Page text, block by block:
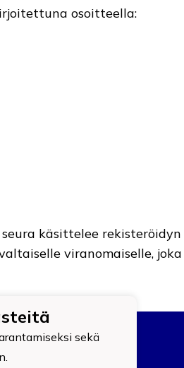
osoitteella:
käsittelee
viranomaiselle, joka
sekä